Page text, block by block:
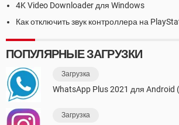
4K Video Downloader для Windows
Как отключить звук контроллера на
ПОПУЛЯРНЫЕ ЗАГРУЗКИ
Загрузка
WhatsApp Plus 2021 для Android
Загрузка